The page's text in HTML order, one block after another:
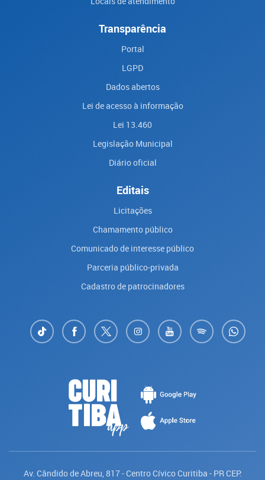
Transparência
Portal
LGPD
Dados abertos
Lei de acesso à informação
Lei 13.460
Legislação Municipal
Diário oficial
Editais
Licitações
Chamamento público
Comunicado de interesse público
Parceria público-privada
Cadastro de patrocinadores
Av. Cândido de Abreu, 817 - Centro Cívico Curitiba - PR CEP: